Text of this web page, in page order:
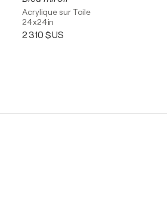
Acrylique sur Toile
24x24in
2 310 $US